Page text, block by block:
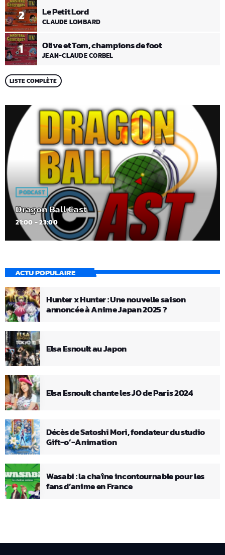
1 Olive et Tom, champions de foot
JEAN-CLAUDE CORBEL
2 Le Petit Lord
CLAUDE LOMBARD
LISTE COMPLÈTE
PODCAST
Dragon Ball Cast
21:00 - 23:00
ACTU POPULAIRE
Hunter x Hunter : Une nouvelle saison
annoncée à Anime Japan 2025 ?
Elsa Esnoult au Japon
Elsa Esnoult chante les JO de Paris 2024
Décès de Satoshi Mori, fondateur du studio
Gift-o’-Animation
Wasabi : la chaîne incontournable pour les
fans d’anime en France